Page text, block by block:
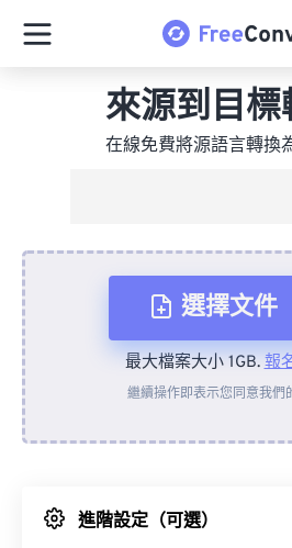
來源到目標
在線免費將源語言轉換
選擇文件
來自裝置
來自 Google
最大檔案大小 1GB.報
繼續操作即表示您同意我們
進階設定（可選）